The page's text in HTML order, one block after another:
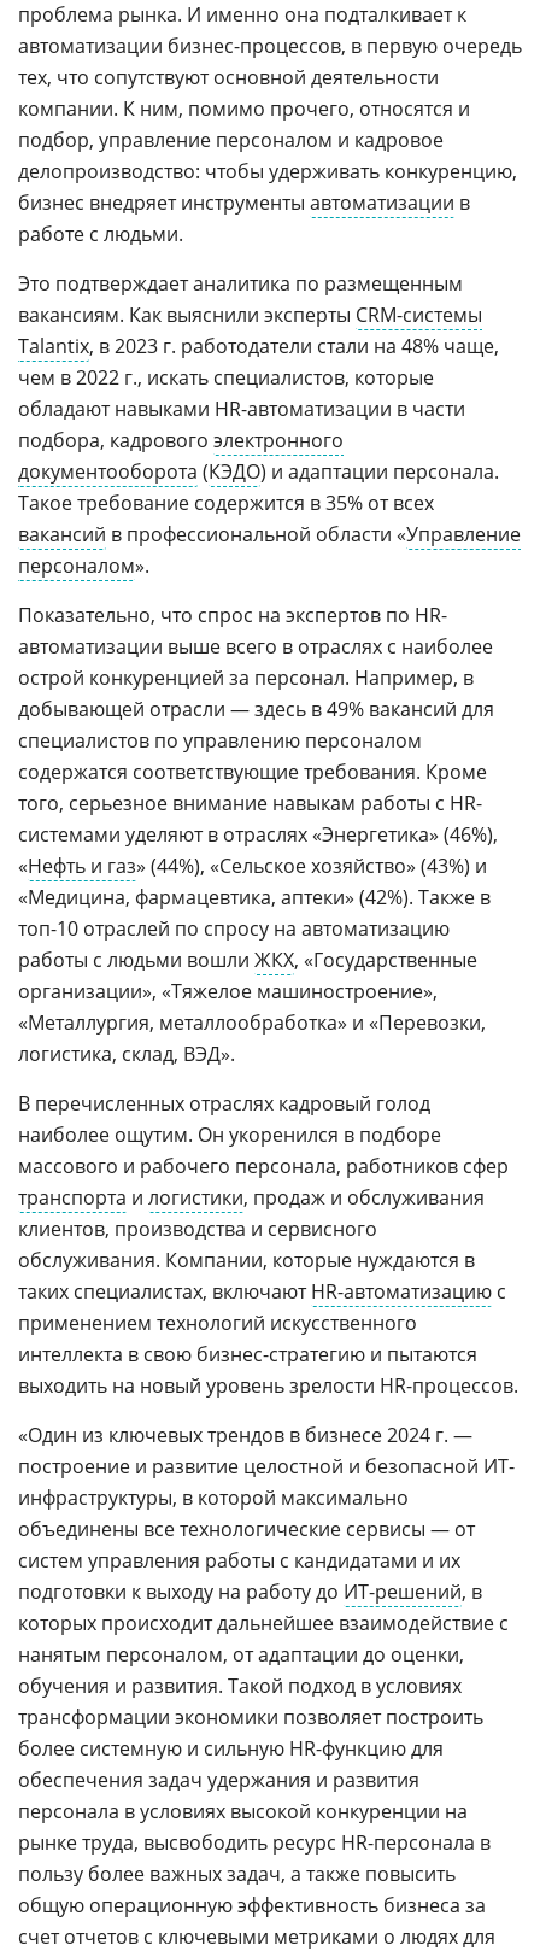
проблема рынка. И именно она подталкивает к
автоматизации бизнес-процессов, в первую очередь
тех, что сопутствуют основной деятельности
компании. К ним, помимо прочего, относятся и
подбор, управление персоналом и кадровое
делопроизводство: чтобы удерживать конкуренцию,
бизнес внедряет инструменты автоматизации в
работе с людьми.
Это подтверждает аналитика по размещенным
вакансиям. Как выяснили эксперты CRM-системы
Talantix, в 2023 г. работодатели стали на 48% чаще,
чем в 2022 г., искать специалистов, которые
обладают навыками HR-автоматизации в части
подбора, кадрового электронного
документооборота (КЭДО) и адаптации персонала.
Такое требование содержится в 35% от всех
вакансий в профессиональной области «Управление
персоналом».
Показательно, что спрос на экспертов по HR-
автоматизации выше всего в отраслях с наиболее
острой конкуренцией за персонал. Например, в
добывающей отрасли — здесь в 49% вакансий для
специалистов по управлению персоналом
содержатся соответствующие требования. Кроме
того, серьезное внимание навыкам работы с HR-
системами уделяют в отраслях «Энергетика» (46%),
«Нефть и газ» (44%), «Сельское хозяйство» (43%) и
«Медицина, фармацевтика, аптеки» (42%). Также в
топ-10 отраслей по спросу на автоматизацию
работы с людьми вошли ЖКХ, «Государственные
организации», «Тяжелое машиностроение»,
«Металлургия, металлообработка» и «Перевозки,
логистика, склад, ВЭД».
В перечисленных отраслях кадровый голод
наиболее ощутим. Он укоренился в подборе
массового и рабочего персонала, работников сфер
транспорта и логистики, продаж и обслуживания
клиентов, производства и сервисного
обслуживания. Компании, которые нуждаются в
таких специалистах, включаютHR-автоматизацию с
применением технологий искусственного
интеллекта в свою бизнес-стратегию и пытаются
выходить на новый уровень зрелости HR-процессов.
«Один из ключевых трендов в бизнесе 2024 г. —
построение и развитие целостной и безопасной ИТ-
инфраструктуры, в которой максимально
объединены все технологические сервисы — от
систем управления работы с кандидатами и их
подготовки к выходу на работу до ИТ-решений, в
которых происходит дальнейшее взаимодействие с
нанятым персоналом, от адаптации до оценки,
обучения и развития. Такой подход в условиях
трансформации экономики позволяет построить
более системную и сильную HR-функцию для
обеспечения задач удержания и развития
персонала в условиях высокой конкуренции на
рынке труда, высвободить ресурс HR-персонала в
пользу более важных задач, а также повысить
общую операционную эффективность бизнеса за
счет отчетов с ключевыми метриками о людях для